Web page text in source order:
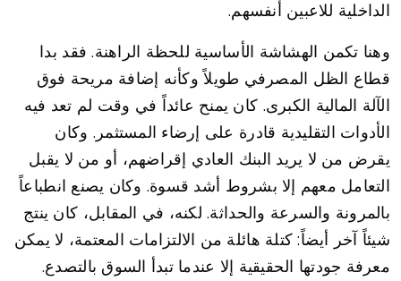
الداخلية للاعبين أنفسهم.
وهنا تكمن الهشاشة الأساسية للحظة الراهنة. فقد بدا
قطاع الظل المصرفي طويلاً وكأنه إضافة مريحة فوق
الآلة المالية الكبرى. كان يمنح عائداً في وقت لم تعد فيه
الأدوات التقليدية قادرة على إرضاء المستثمر. وكان
يقرض من لا يريد البنك العادي إقراضهم، أو من لا يقبل
التعامل معهم إلا بشروط أشد قسوة. وكان يصنع انطباعاً
بالمرونة والسرعة والحداثة. لكنه، في المقابل، كان ينتج
شيئاً آخر أيضاً: كتلة هائلة من الالتزامات المعتمة، لا يمكن
معرفة جودتها الحقيقية إلا عندما تبدأ السوق بالتصدع.